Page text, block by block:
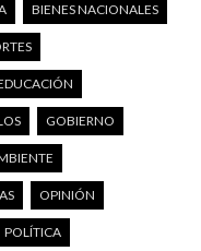
BIENES NACIONALES
GOBIERNO
OPINIÓN
POLÍTICA